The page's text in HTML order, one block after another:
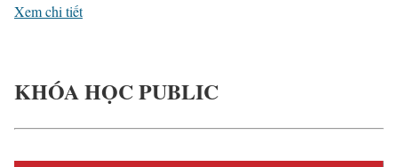
Xem chi tiết
KHÓA HỌC PUBLIC